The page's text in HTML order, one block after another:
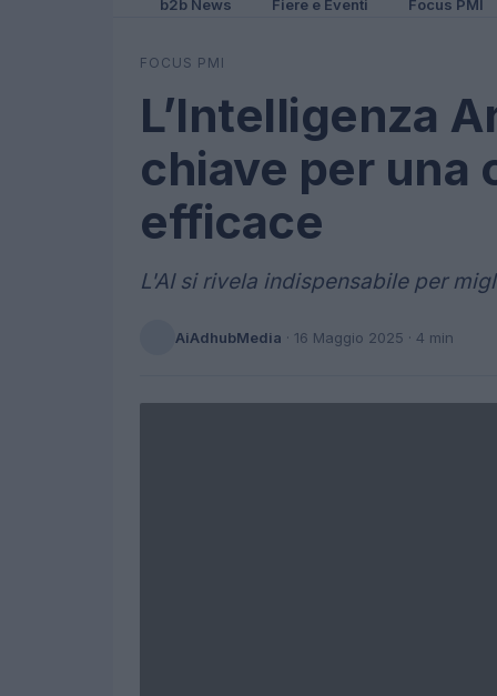
b2b News Fiere e Eventi Focus PMI
FOCUS PMI
L’Intelligenza
chiave per una
efficace
L'AI si rivela indispensabile per
AiAdhubMedia · 16 Maggio 2025 · 4 min